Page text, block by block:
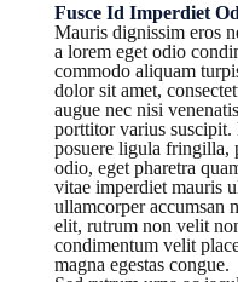
Fusce Id Imperdiet
Mauris dignissim eros
a lorem eget odio
commodo aliquam
dolor sit amet,
augue nec nisi
porttitor varius suscipit.
posuere ligula fringilla,
odio, eget pharetra
vitae imperdiet mauris
ullamcorper accumsan
elit, rutrum non velit
condimentum velit
magna egestas congue.